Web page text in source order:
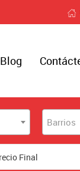
Blog
Barrios